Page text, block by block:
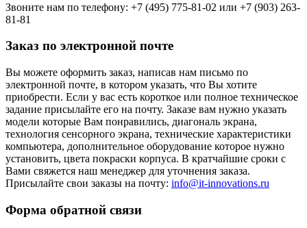
Звоните нам по телефону: +7 (495) 775-81-02 или +7 (903) 263-
81-81
Заказ по электронной почте
Вы можете оформить заказ, написав нам письмо по
электронной почте, в котором указать, что Вы хотите
приобрести. Если у вас есть короткое или полное техническое
задание присылайте его на почту. Заказе вам нужно указать
модели которые Вам понравились, диагональ экрана,
технология сенсорного экрана, технические характеристики
компьютера, дополнительное оборудование которое нужно
установить, цвета покраски корпуса. В кратчайшие сроки с
Вами свяжется наш менеджер для уточнения заказа.
Присылайте свои заказы на почту: info@it-innovations.ru
Форма обратной связи